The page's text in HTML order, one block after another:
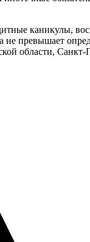
каникулы,
превышает
области,